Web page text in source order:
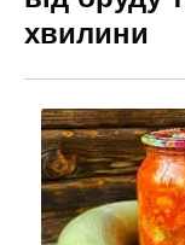
хвилини